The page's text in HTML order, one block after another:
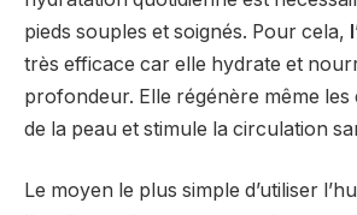
pieds souples et soignés. Pour cela,
très efficace car elle hydrate et
profondeur. Elle régénère même les
de la peau et stimule la circulation
Le moyen le plus simple d’utiliser